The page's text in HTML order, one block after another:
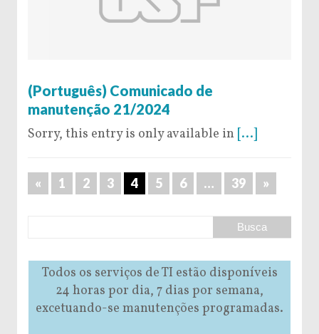
(Português) Comunicado de
manutenção 21/2024
Sorry, this entry is only available in [...]
« 1 2 3 4 5 6 … 39 »
Todos os serviços de TI estão disponíveis
24 horas por dia, 7 dias por semana,
excetuando-se manutenções programadas.